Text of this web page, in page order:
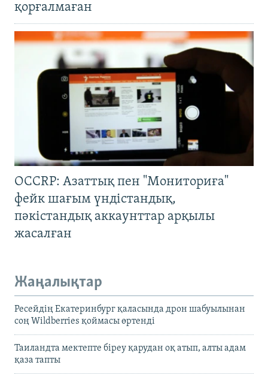
қорғалмаған
OCCRP: Азаттық пен "Мониториға"
фейк шағым үндістандық,
пәкістандық аккаунттар арқылы
жасалған
Жаңалықтар
Ресейдің Екатеринбург қаласында дрон шабуылынан
соң Wildberries қоймасы өртенді
Таиландта мектепте біреу қарудан оқ атып, алты адам
қаза тапты